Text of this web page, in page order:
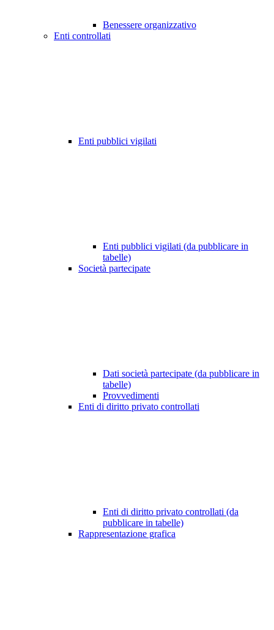
Benessere organizzativo
Enti controllati
Enti pubblici vigilati
Enti pubblici vigilati (da pubblicare in
tabelle)
Società partecipate
Dati società partecipate (da pubblicare in
tabelle)
Provvedimenti
Enti di diritto privato controllati
Enti di diritto privato controllati (da
pubblicare in tabelle)
Rappresentazione grafica